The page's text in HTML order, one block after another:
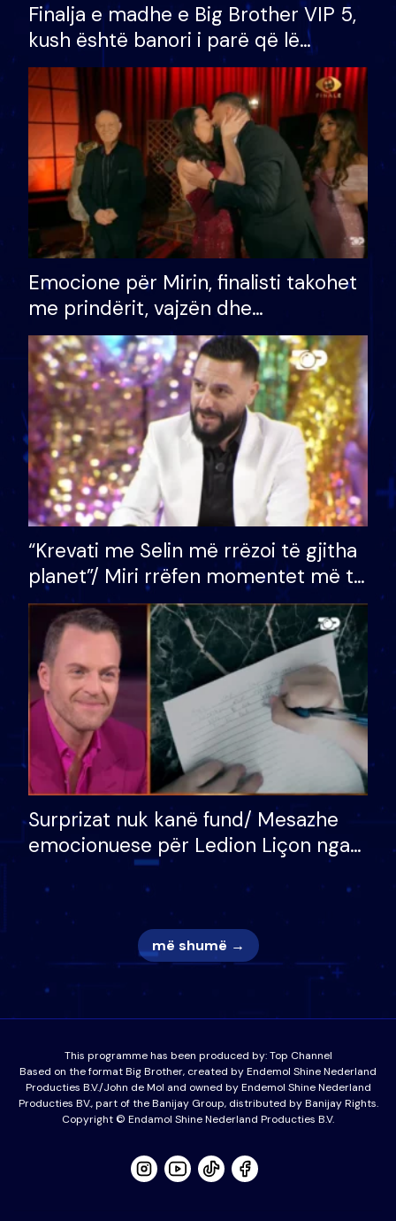
Finalja e madhe e Big Brother VIP 5,
kush është banori i parë që lë
shtëpinë dhe humb mundësinë për
të fituar çmimin e madh
Emocione për Mirin, finalisti takohet
me prindërit, vajzën dhe
bashkëshorten: S’kemi ndonjë letër
divorci apo jo?
“Krevati me Selin më rrëzoi të gjitha
planet”/ Miri rrëfen momentet më të
bukura në shtëpinë e BB VIP: Do më
mungojë zilja e mëngjesit kur…
Surprizat nuk kanë fund/ Mesazhe
emocionuese për Ledion Liçon nga
nëna dhe fëmijët e tij, moderatori
nuk i mban dot lotët: Nuk meritoj…
më shumë →
This programme has been produced by:Top Channel
Based on the format Big Brother, created by Endemol Shine Nederland
Producties B.V./John de Mol and owned by Endemol Shine Nederland
Producties BV., part of the Banijay Group, distributed by Banijay Rights.
Copyright © Endamol Shine Nederland Producties B.V.